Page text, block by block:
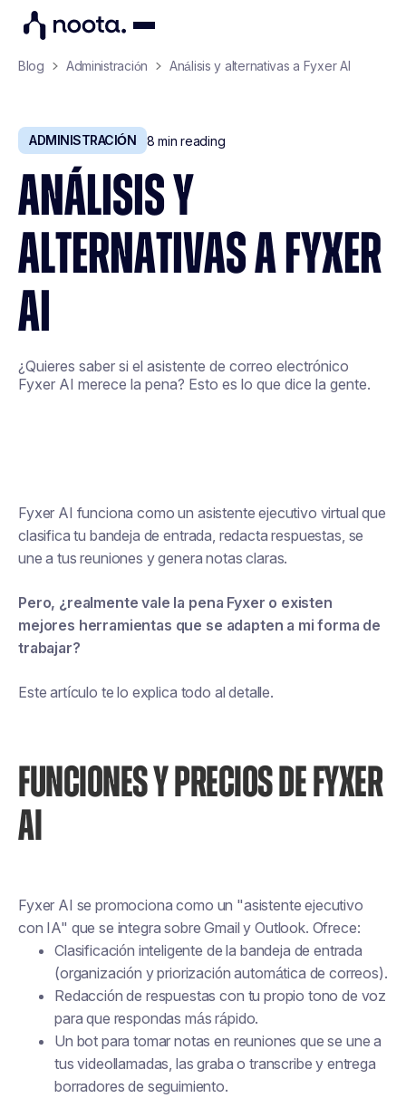
Blog Administración Análisis y alternativas a Fyxer AI
ADMINISTRACIÓN 8 min reading
ANÁLISIS Y
ALTERNATIVAS A FYXER
AI
¿Quieres saber si el asistente de correo electrónico
Fyxer AI merece la pena? Esto es lo que dice la gente.
Fyxer AI funciona como un asistente ejecutivo virtual que
clasifica tu bandeja de entrada, redacta respuestas, se
une a tus reuniones y genera notas claras.
Pero, ¿realmente vale la pena Fyxer o existen
mejores herramientas que se adapten a mi forma de
trabajar?
Este artículo te lo explica todo al detalle.
FUNCIONES Y PRECIOS DE FYXER
AI
Fyxer AI se promociona como un "asistente ejecutivo
con IA" que se integra sobre Gmail y Outlook. Ofrece:
Clasificación inteligente de la bandeja de entrada
(organización y priorización automática de correos).
Redacción de respuestas con tu propio tono de voz
para que respondas más rápido.
Un bot para tomar notas en reuniones que se une a
tus videollamadas, las graba o transcribe y entrega
borradores de seguimiento.